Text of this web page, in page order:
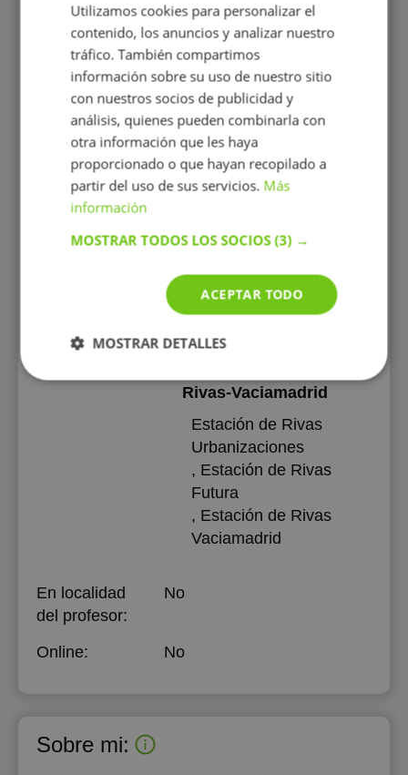
Falla
, Estación de Marqués
de la Valdavia
, Estación de La
Moraleja
, Estación de La Granja
San Sebastián de los
Reyes
Infanta Sofía
, Estación de Reyes
Católicos
, Estación de Baunatal
Rivas-Vaciamadrid
Estación de Rivas
Urbanizaciones
, Estación de Rivas
Futura
, Estación de Rivas
Vaciamadrid
En localidad
del profesor:
No
Online: No
Sobre mi:
Utilizamos cookies para personalizar el
contenido, los anuncios y analizar nuestro
tráfico. También compartimos
información sobre su uso de nuestro sitio
con nuestros socios de publicidad y
análisis, quienes pueden combinarla con
otra información que les haya
proporcionado o que hayan recopilado a
partir del uso de sus servicios. Más
información
MOSTRAR TODOS LOS SOCIOS(3) →
ACEPTAR TODO
MOSTRAR DETALLES